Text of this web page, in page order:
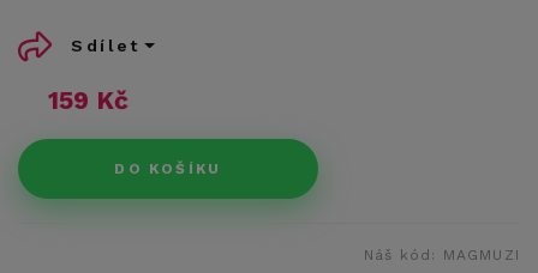
159 Kč
DO KOŠÍKU
Sdílet
Náš kód: MAGMUZI